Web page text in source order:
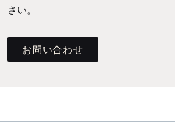
さい。
お問い合わせ